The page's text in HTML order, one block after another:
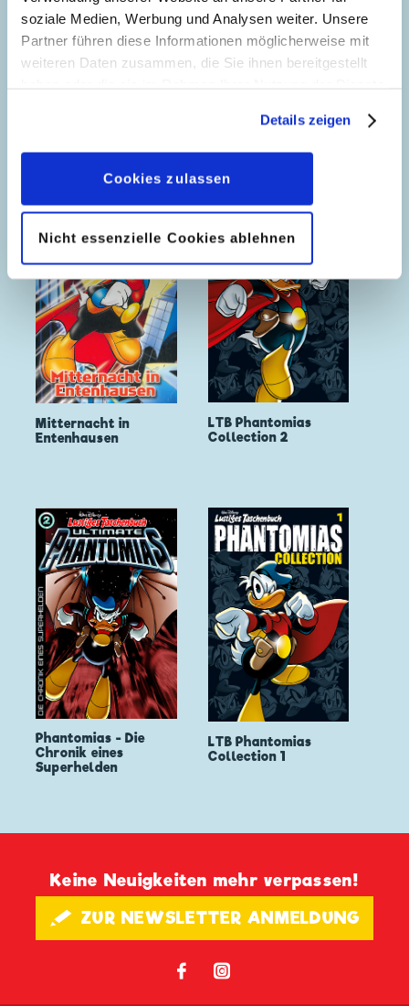
soziale Medien, Werbung und Analysen weiter. Unsere
Partner führen diese Informationen möglicherweise mit
weiteren Daten zusammen, die Sie ihnen bereitgestellt
geben, können Sie diese jederzeit in der
Datenschutzerklärungwieder widerrufen.
Details zeigen
Cookies zulassen
Nicht essenzielle Cookies ablehnen
Mitternacht in
Entenhausen
LTB Phantomias
Collection 2
Phantomias - Die
Chronik eines
Superhelden
LTB Phantomias
Collection 1
Keine Neuigkeiten mehr verpassen!
🖋 ZUR NEWSLETTER ANMELDUNG
𝖿 📷